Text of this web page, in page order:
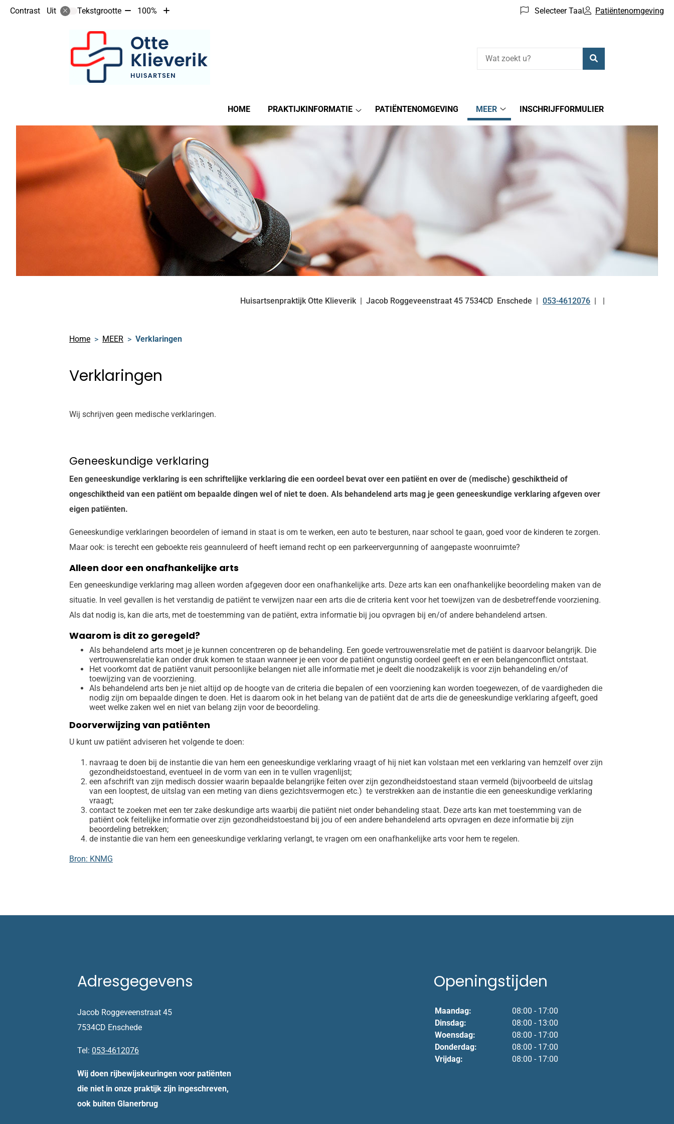
Contrast Uit Tekstgrootte Tekst
10%
100%
Tekst
10%
Selecteer Taal Patiëntenomgeving
HOME
PRAKTIJKINFORMATIE
submenu
PATIËNTENOMGEVING
MEER
MEER
submenu
INSCHRIJFFORMULIER
Huisartsenpraktijk Otte Klieverik Jacob Roggeveenstraat 45 7534CD Enschede Tel:
053-4612076
Home MEER Verklaringen
Verklaringen
Wij schrijven geen medische verklaringen.
Geneeskundige verklaring
Een geneeskundige verklaring is een schriftelijke verklaring die een oordeel bevat over een patiënt en over de (medische) geschiktheid of
ongeschiktheid van een patiënt om bepaalde dingen wel of niet te doen. Als behandelend arts mag je geen geneeskundige verklaring afgeven over
eigen patiënten.
Geneeskundige verklaringen beoordelen of iemand in staat is om te werken, een auto te besturen, naar school te gaan, goed voor de kinderen te zorgen.
Maar ook: is terecht een geboekte reis geannuleerd of heeft iemand recht op een parkeervergunning of aangepaste woonruimte?
Alleen door een onafhankelijke arts
Een geneeskundige verklaring mag alleen worden afgegeven door een onafhankelijke arts. Deze arts kan een onafhankelijke beoordeling maken van de
situatie. In veel gevallen is het verstandig de patiënt te verwijzen naar een arts die de criteria kent voor het toewijzen van de desbetreffende voorziening.
Als dat nodig is, kan die arts, met de toestemming van de patiënt, extra informatie bij jou opvragen bij en/of andere behandelend artsen.
Waarom is dit zo geregeld?
Als behandelend arts moet je je kunnen concentreren op de behandeling. Een goede vertrouwensrelatie met de patiënt is daarvoor belangrijk. Die
vertrouwensrelatie kan onder druk komen te staan wanneer je een voor de patiënt ongunstig oordeel geeft en er een belangenconflict ontstaat.
Het voorkomt dat de patiënt vanuit persoonlijke belangen niet alle informatie met je deelt die noodzakelijk is voor zijn behandeling en/of
toewijzing van de voorziening.
Als behandelend arts ben je niet altijd op de hoogte van de criteria die bepalen of een voorziening kan worden toegewezen, of de vaardigheden die
nodig zijn om bepaalde dingen te doen. Het is daarom ook in het belang van de patiënt dat de arts die de geneeskundige verklaring afgeeft, goed
weet welke zaken wel en niet van belang zijn voor de beoordeling.
Doorverwijzing van patiënten
U kunt uw patiënt adviseren het volgende te doen:
navraag te doen bij de instantie die van hem een geneeskundige verklaring vraagt of hij niet kan volstaan met een verklaring van hemzelf over zijn
gezondheidstoestand, eventueel in de vorm van een in te vullen vragenlijst;
een afschrift van zijn medisch dossier waarin bepaalde belangrijke feiten over zijn gezondheidstoestand staan vermeld (bijvoorbeeld de uitslag
van een looptest, de uitslag van een meting van diens gezichtsvermogen etc.) te verstrekken aan de instantie die een geneeskundige verklaring
vraagt;
contact te zoeken met een ter zake deskundige arts waarbij die patiënt niet onder behandeling staat. Deze arts kan met toestemming van de
patiënt ook feitelijke informatie over zijn gezondheidstoestand bij jou of een andere behandelend arts opvragen en deze informatie bij zijn
beoordeling betrekken;
de instantie die van hem een geneeskundige verklaring verlangt, te vragen om een onafhankelijke arts voor hem te regelen.
Bron: KNMG
Adresgegevens
Jacob Roggeveenstraat 45
7534CD Enschede
Tel: 053-4612076
Wij doen rijbewijskeuringen voor patiënten
die niet in onze praktijk zijn ingeschreven,
ook buiten Glanerbrug
Openingstijden
Maandag:
08:00 - 17:00
Dinsdag:
08:00 - 13:00
Woensdag:
08:00 - 17:00
Donderdag:
08:00 - 17:00
Vrijdag:
08:00 - 17:00